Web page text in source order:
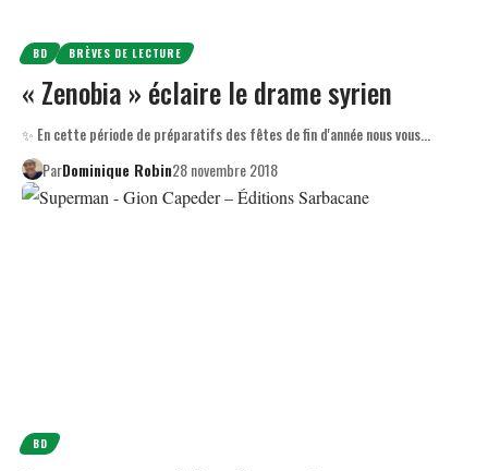
BD BRÈVES DE LECTURE
« Zenobia » éclaire le drame syrien
✨ En cette période de préparatifs des fêtes de fin d'année nous vous…
ParDominique Robin28 novembre 2018
BD